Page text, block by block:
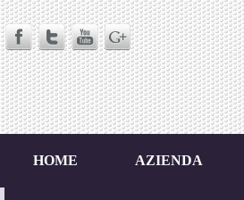
HOME AZIENDA